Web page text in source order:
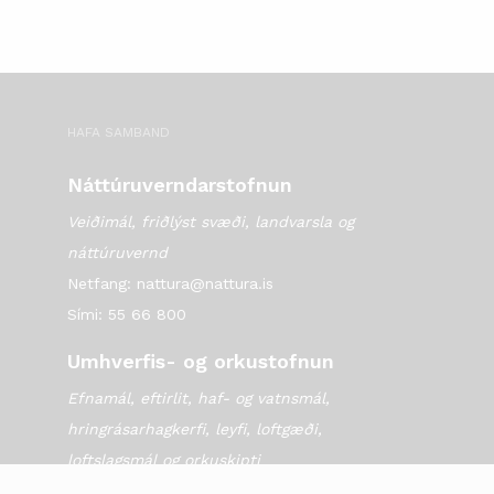
HAFA SAMBAND
Náttúruverndarstofnun
Veiðimál, friðlýst svæði, landvarsla og
náttúruvernd
Netfang: nattura@nattura.is
Sími: 55 66 800
Umhverfis- og orkustofnun
Efnamál, eftirlit, haf- og vatnsmál,
hringrásarhagkerfi, leyfi, loftgæði,
loftslagsmál og orkuskipti